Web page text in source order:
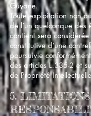
Guyane.
Toute exploitation non
de l’un quelconque des
contient sera considérée
constitutive d’une
poursuivie
des articles L.335-2 et
de Propriété
5.